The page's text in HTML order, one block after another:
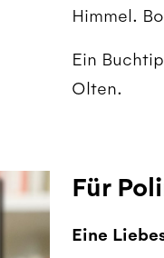
Himmel.
Ein
Olten.
Für
Eine